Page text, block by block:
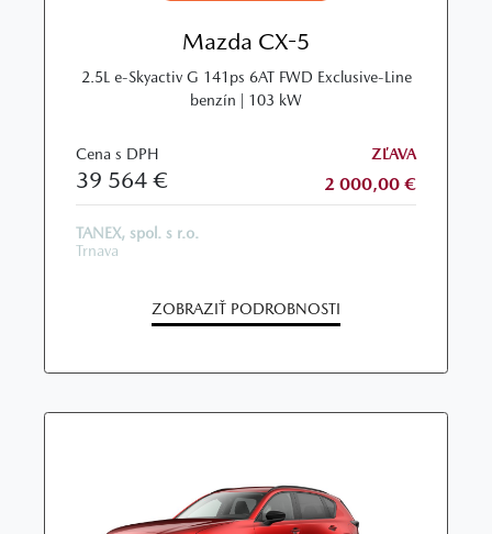
Mazda CX-5
2.5L e‑Skyactiv G 141ps 6AT FWD Exclusive‑Line
benzín | 103 kW
Cena s DPH
39 564 €
ZĽAVA
2 000,00 €
TANEX, spol. s r.o.
Trnava
ZOBRAZIŤ PODROBNOSTI